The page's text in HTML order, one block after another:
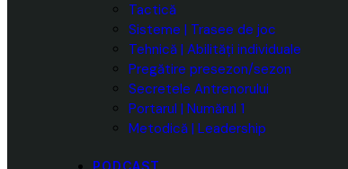
Tactică
Sisteme | Trasee de joc
Tehnică | Abilități individuale
Pregătire presezon/sezon
Secretele Antrenorului
Portarul | Numărul 1
Metodică | Leadership